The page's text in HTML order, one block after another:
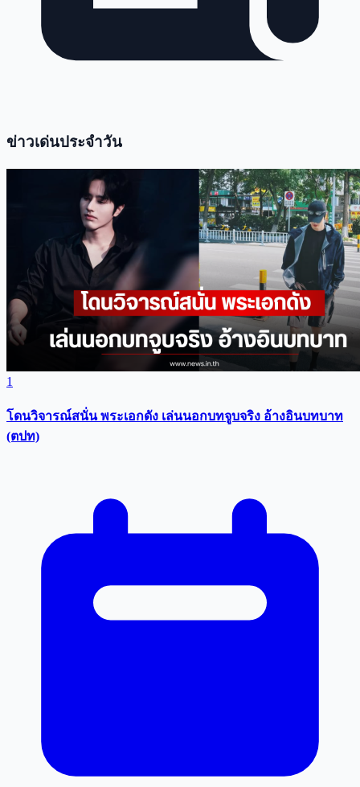
ข่าวเด่นประจำวัน
1
โดนวิจารณ์สนั่น พระเอกดัง เล่นนอกบทจูบจริง อ้างอินบทบาท
(ตปท)